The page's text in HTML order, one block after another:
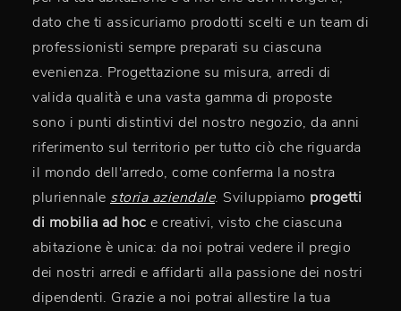
dato che ti assicuriamo prodotti scelti e un team di
professionisti sempre preparati su ciascuna
evenienza. Progettazione su misura, arredi di
valida qualità e una vasta gamma di proposte
sono i punti distintivi del nostro negozio, da anni
riferimento sul territorio per tutto ciò che riguarda
il mondo dell'arredo, come conferma la nostra
pluriennale storia aziendale. Sviluppiamo progetti
di mobilia ad hoc e creativi, visto che ciascuna
abitazione è unica: da noi potrai vedere il pregio
dei nostri arredi e affidarti alla passione dei nostri
dipendenti. Grazie a noi potrai allestire la tua